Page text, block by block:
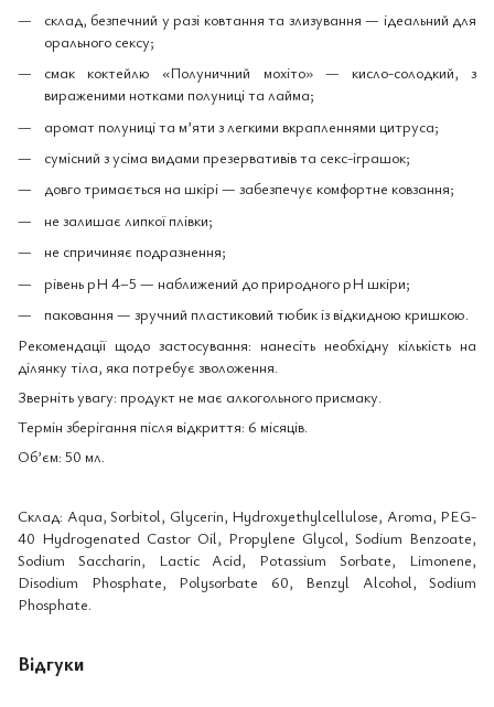
склад, безпечний у разі ковтання та злизування — ідеальний для
орального сексу;
смак коктейлю «Полуничний мохіто» — кисло-солодкий, з
вираженими нотками полуниці та лайма;
аромат полуниці та м’яти з легкими вкрапленнями цитруса;
сумісний з усіма видами презервативів та секс-іграшок;
довго тримається на шкірі — забезпечує комфортне ковзання;
не залишає липкої плівки;
не спричиняє подразнення;
рівень pH 4–5 — наближений до природного pH шкіри;
паковання — зручний пластиковий тюбик із відкидною кришкою.
Рекомендації щодо застосування: нанесіть необхідну кількість на
ділянку тіла, яка потребує зволоження.
Зверніть увагу: продукт не має алкогольного присмаку.
Термін зберігання після відкриття: 6 місяців.
Об’єм: 50 мл.
Склад: Aqua, Sorbitol, Glycerin, Hydroxyethylcellulose, Aroma, PEG-
40 Hydrogenated Castor Oil, Propylene Glycol, Sodium Benzoate,
Sodium Saccharin, Lactic Acid, Potassium Sorbate, Limonene,
Disodium Phosphate, Polysorbate 60, Benzyl Alcohol, Sodium
Phosphate.
Відгуки